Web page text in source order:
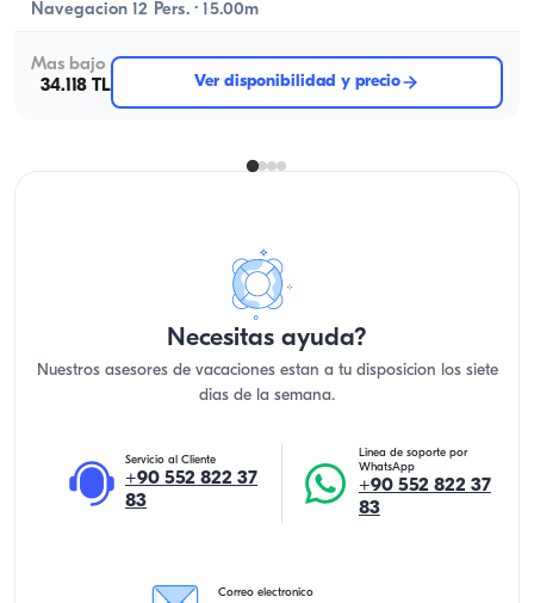
Navegacion 12 Pers. · 15.00m
Mas bajo
34.118 TL
Ver disponibilidad y precio
Necesitas ayuda?
Nuestros asesores de vacaciones estan a tu disposicion los siete
dias de la semana.
Servicio al Cliente
+90 552 822 37
83
Linea de soporte por
WhatsApp
+90 552 822 37
83
Correo electronico